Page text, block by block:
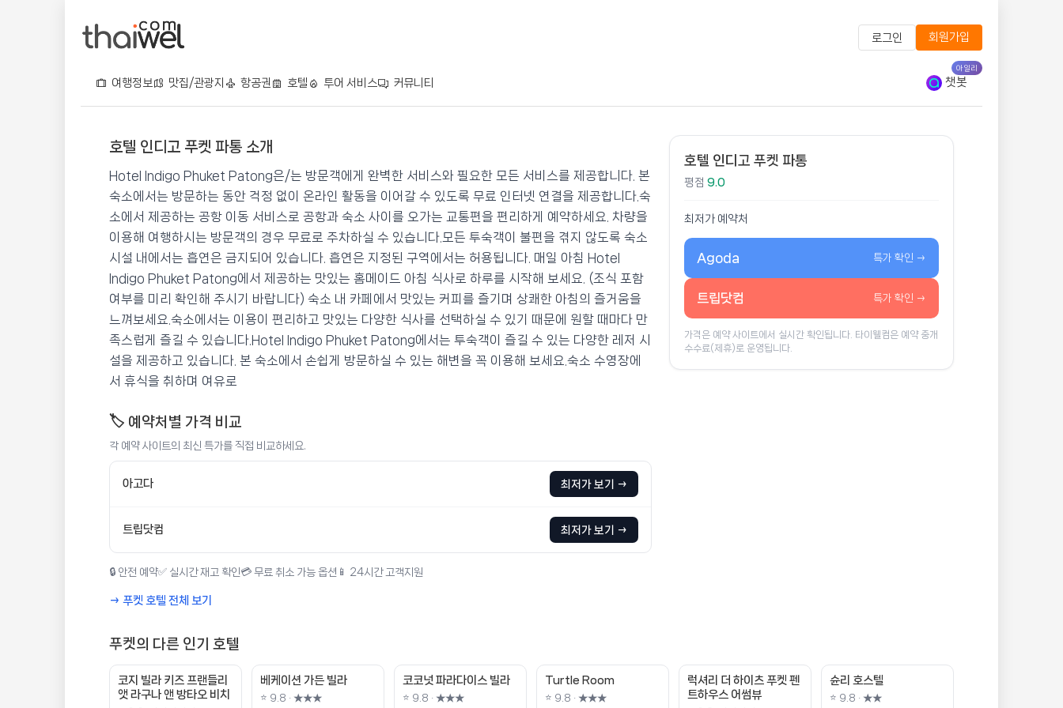
로그인 회원가입
여행정보 맛집/관광지 항공권 호텔 투어 서비스 커뮤니티 챗봇
아일리
호텔 인디고 푸켓 파통
📍 푸켓★★★★★ ⭐ 9.0
💰 최저가 확인 · 예약하기
호텔 인디고 푸켓 파통 소개
Hotel Indigo Phuket Patong은/는 방문객에게 완벽한 서비스와 필요한 모든 서비스를 제공합니다. 본
숙소에서는 방문하는 동안 걱정 없이 온라인 활동을 이어갈 수 있도록 무료 인터넷 연결을 제공합니다.숙
소에서 제공하는 공항 이동 서비스로 공항과 숙소 사이를 오가는 교통편을 편리하게 예약하세요. 차량을
이용해 여행하시는 방문객의 경우 무료로 주차하실 수 있습니다.모든 투숙객이 불편을 겪지 않도록 숙소
시설 내에서는 흡연은 금지되어 있습니다. 흡연은 지정된 구역에서는 허용됩니다. 매일 아침 Hotel
Indigo Phuket Patong에서 제공하는 맛있는 홈메이드 아침 식사로 하루를 시작해 보세요. (조식 포함
여부를 미리 확인해 주시기 바랍니다) 숙소 내 카페에서 맛있는 커피를 즐기며 상쾌한 아침의 즐거움을
느껴보세요.숙소에서는 이용이 편리하고 맛있는 다양한 식사를 선택하실 수 있기 때문에 원할 때마다 만
족스럽게 즐길 수 있습니다.Hotel Indigo Phuket Patong에서는 투숙객이 즐길 수 있는 다양한 레저 시
설을 제공하고 있습니다. 본 숙소에서 손쉽게 방문하실 수 있는 해변을 꼭 이용해 보세요.숙소 수영장에
서 휴식을 취하며 여유로
🏷️ 예약처별 가격 비교
각 예약 사이트의 최신 특가를 직접 비교하세요.
아고다 최저가 보기 →
트립닷컴 최저가 보기 →
🔒 안전 예약✅ 실시간 재고 확인💳 무료 취소 가능 옵션 📱 24시간 고객지원
→ 푸켓 호텔 전체 보기
호텔 인디고 푸켓 파통
평점 9.0
최저가 예약처
Agoda 특가 확인 →
트립닷컴 특가 확인 →
가격은 예약 사이트에서 실시간 확인됩니다. 타이웰컴은 예약 중개
수수료(제휴)로 운영됩니다.
푸켓의 다른 인기 호텔
코지 빌라 키즈 프랜들리
앳 라구나 앤 방타오 비치
베케이션 가든 빌라
⭐ 9.8 · ★★★
코코넛 파라다이스 빌라
⭐ 9.8 · ★★★
Turtle Room
⭐ 9.8 · ★★★
럭셔리 더 하이츠 푸켓 펜
트하우스 어썸뷰
슌리 호스텔
⭐ 9.8 · ★★